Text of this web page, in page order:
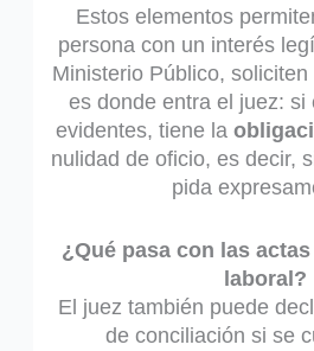
Estos elementos
persona con un interés
Ministerio Público,
es donde entra el juez: si
evidentes, tiene la
nulidad de oficio, es decir,
pida
¿Qué pasa con las
laboral?
El juez también puede
de conciliación si se